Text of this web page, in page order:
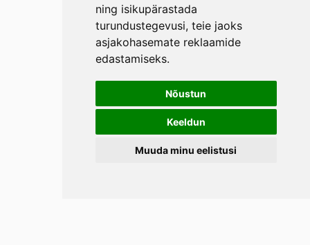
ning isikupärastada
turundustegevusi, teie jaoks
asjakohasemate reklaamide
edastamiseks.
Nõustun
Keeldun
Muuda minu eelistusi